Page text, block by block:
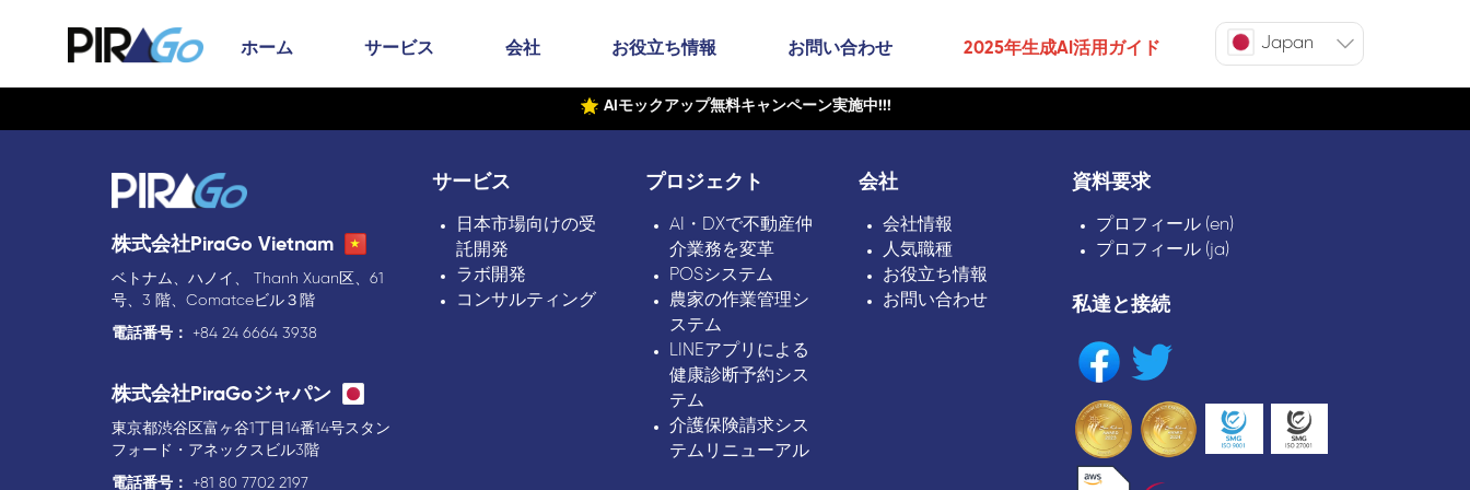
ホーム サービス 会社 お役立ち情報 お問い合わせ 2025年生成AI活用ガイド Japan
AIモックアップ無料キャンペーン実施中!!!
株式会社PiraGo Vietnam
ベトナム、ハノイ、 Thanh Xuan区、61
号、3 階、Comatceビル３階
電話番号：
+84 24 6664 3938
株式会社PiraGoジャパン
東京都渋谷区富ヶ谷1丁目14番14号スタン
フォード・アネックスビル3階
電話番号：
+81 80 7702 2197
サービス
日本市場向けの受
託開発
ラボ開発
コンサルティング
プロジェクト
AI・DXで不動産仲
介業務を変革
POSシステム
農家の作業管理シ
ステム
LINEアプリによる
健康診断予約シス
テム
介護保険請求シス
テムリニューアル
会社
会社情報
人気職種
お役立ち情報
お問い合わせ
資料要求
プロフィール (en)
プロフィール (ja)
私達と接続